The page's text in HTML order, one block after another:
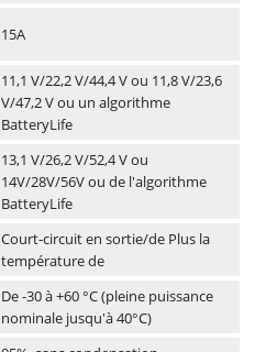
15A
11,1 V/22,2 V/44,4 V ou 11,8 V/23,6
V/47,2 V ou un algorithme
BatteryLife
13,1 V/26,2 V/52,4 V ou
14V/28V/56V ou de l'algorithme
BatteryLife
Court-circuit en sortie/de Plus la
température de
De -30 à +60 °C (pleine puissance
nominale jusqu'à 40°C)